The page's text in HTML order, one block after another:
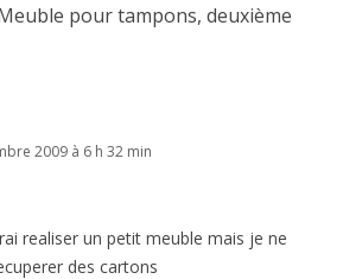
pour tampons, deuxième
2009 à 6 h 32 min
realiser un petit meuble mais je ne
des cartons